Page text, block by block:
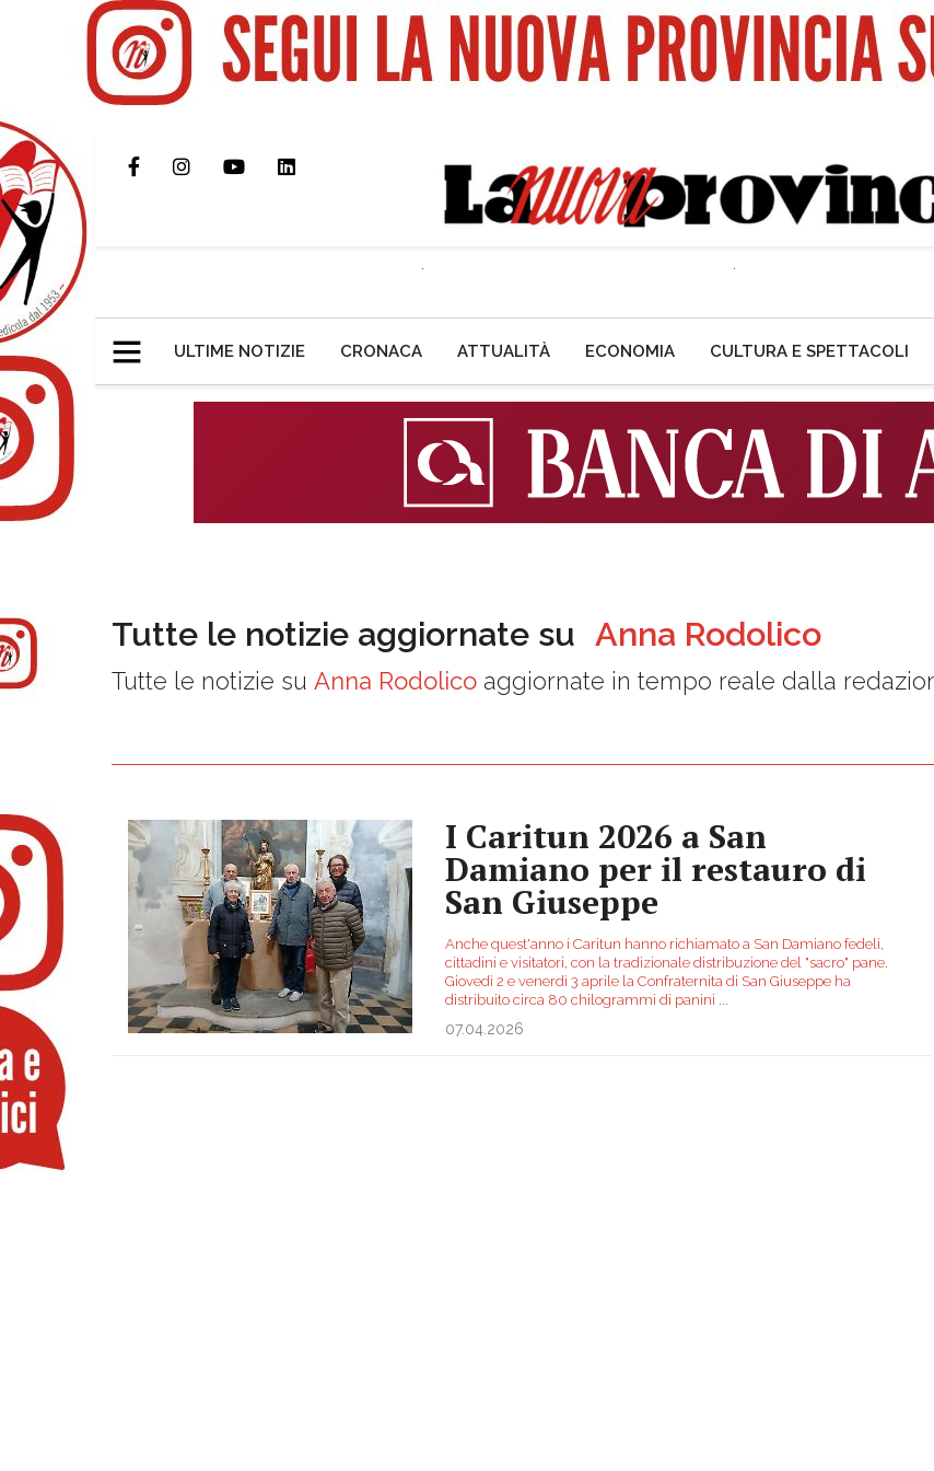
ULTIME NOTIZIE CRONACA ATTUALITÀ ECONOMIA CULTURA E SPETTACOLI
Tutte le notizie aggiornate su Anna Rodolico
Tutte le notizie su Anna Rodolico aggiornate in tempo reale dalla
I Caritun 2026 a San
Damiano per il restauro di
San Giuseppe
Anche quest'anno i Caritun hanno richiamato a San Damiano fedeli,
cittadini e visitatori, con la tradizionale distribuzione del "sacro" pane.
Giovedì 2 e venerdì 3 aprile la Confraternita di San Giuseppe ha
distribuito circa 80 chilogrammi di panini
07.04.2026